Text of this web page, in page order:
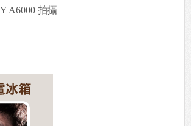
A6000 拍攝